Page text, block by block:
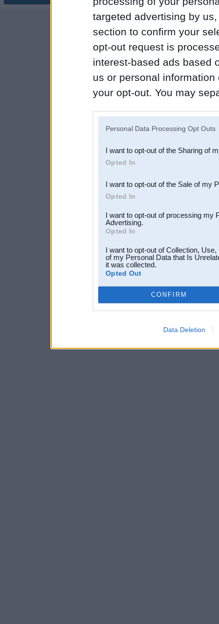
targeted advertising by
section to confirm your
opt-out request is
interest-based ads based
us or personal
your opt-out. You may
Downstream Participants
third parties.
Personal Data Processing Opt Outs
I want to opt-out of the Sharing of
Opted In
I want to opt-out of the Sale of my
Opted In
I want to opt-out of processing my
Advertising.
Opted In
I want to opt-out of Collection,
of my Personal Data that Is
it was collected.
Opted Out
CONFIRM
Data Deletion